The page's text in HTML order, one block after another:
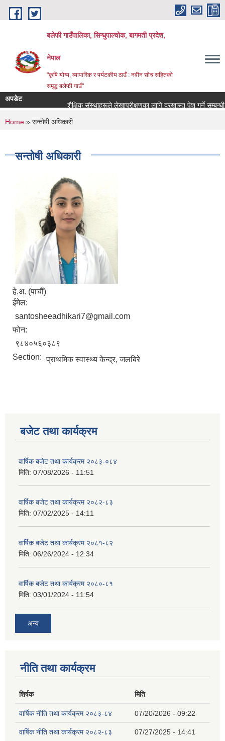
Skip to main content
बलेफी गाउँपालिका, सिन्धुपाल्चोक, बागमती प्रदेश,
नेपाल
"कृषि योग्य, व्यापारिक र पर्यटकीय ठाउँ : नवीन सोच सहितको
समृद्ध बलेफी गाउँ"
अपडेट
शैक्षिक संस्थाहरूले लेखापरीक्षणका लागि दरखास्त पेश गर्ने सम्बन्धी
You are here
Home » सन्तोषी अधिकारी
सन्तोषी अधिकारी
हे.अ. (पाचौं)
ईमेल:
santosheeadhikari7@gmail.com
फोन:
९८४०५६०३८९
Section: प्राथमिक स्वास्थ्य केन्द्र, जलबिरे
बजेट तथा कार्यक्रम
वार्षिक बजेट तथा कार्यक्रम २०८३-०८४
मिति: 07/08/2026 - 11:51
वार्षिक बजेट तथा कार्यक्रम २०८२-८३
मिति: 07/02/2025 - 14:11
वार्षिक बजेट तथा कार्यक्रम २०८१-८२
मिति: 06/26/2024 - 12:34
वार्षिक बजेट तथा कार्यक्रम २०८०-८१
मिति: 03/01/2024 - 11:54
अन्य
नीति तथा कार्यक्रम
शिर्षक मिति
वार्षिक नीति तथा कार्यक्रम २०८३-८४ 07/20/2026 - 09:22
वार्षिक नीति तथा कार्यक्रम २०८२-८३ 07/27/2025 - 14:41